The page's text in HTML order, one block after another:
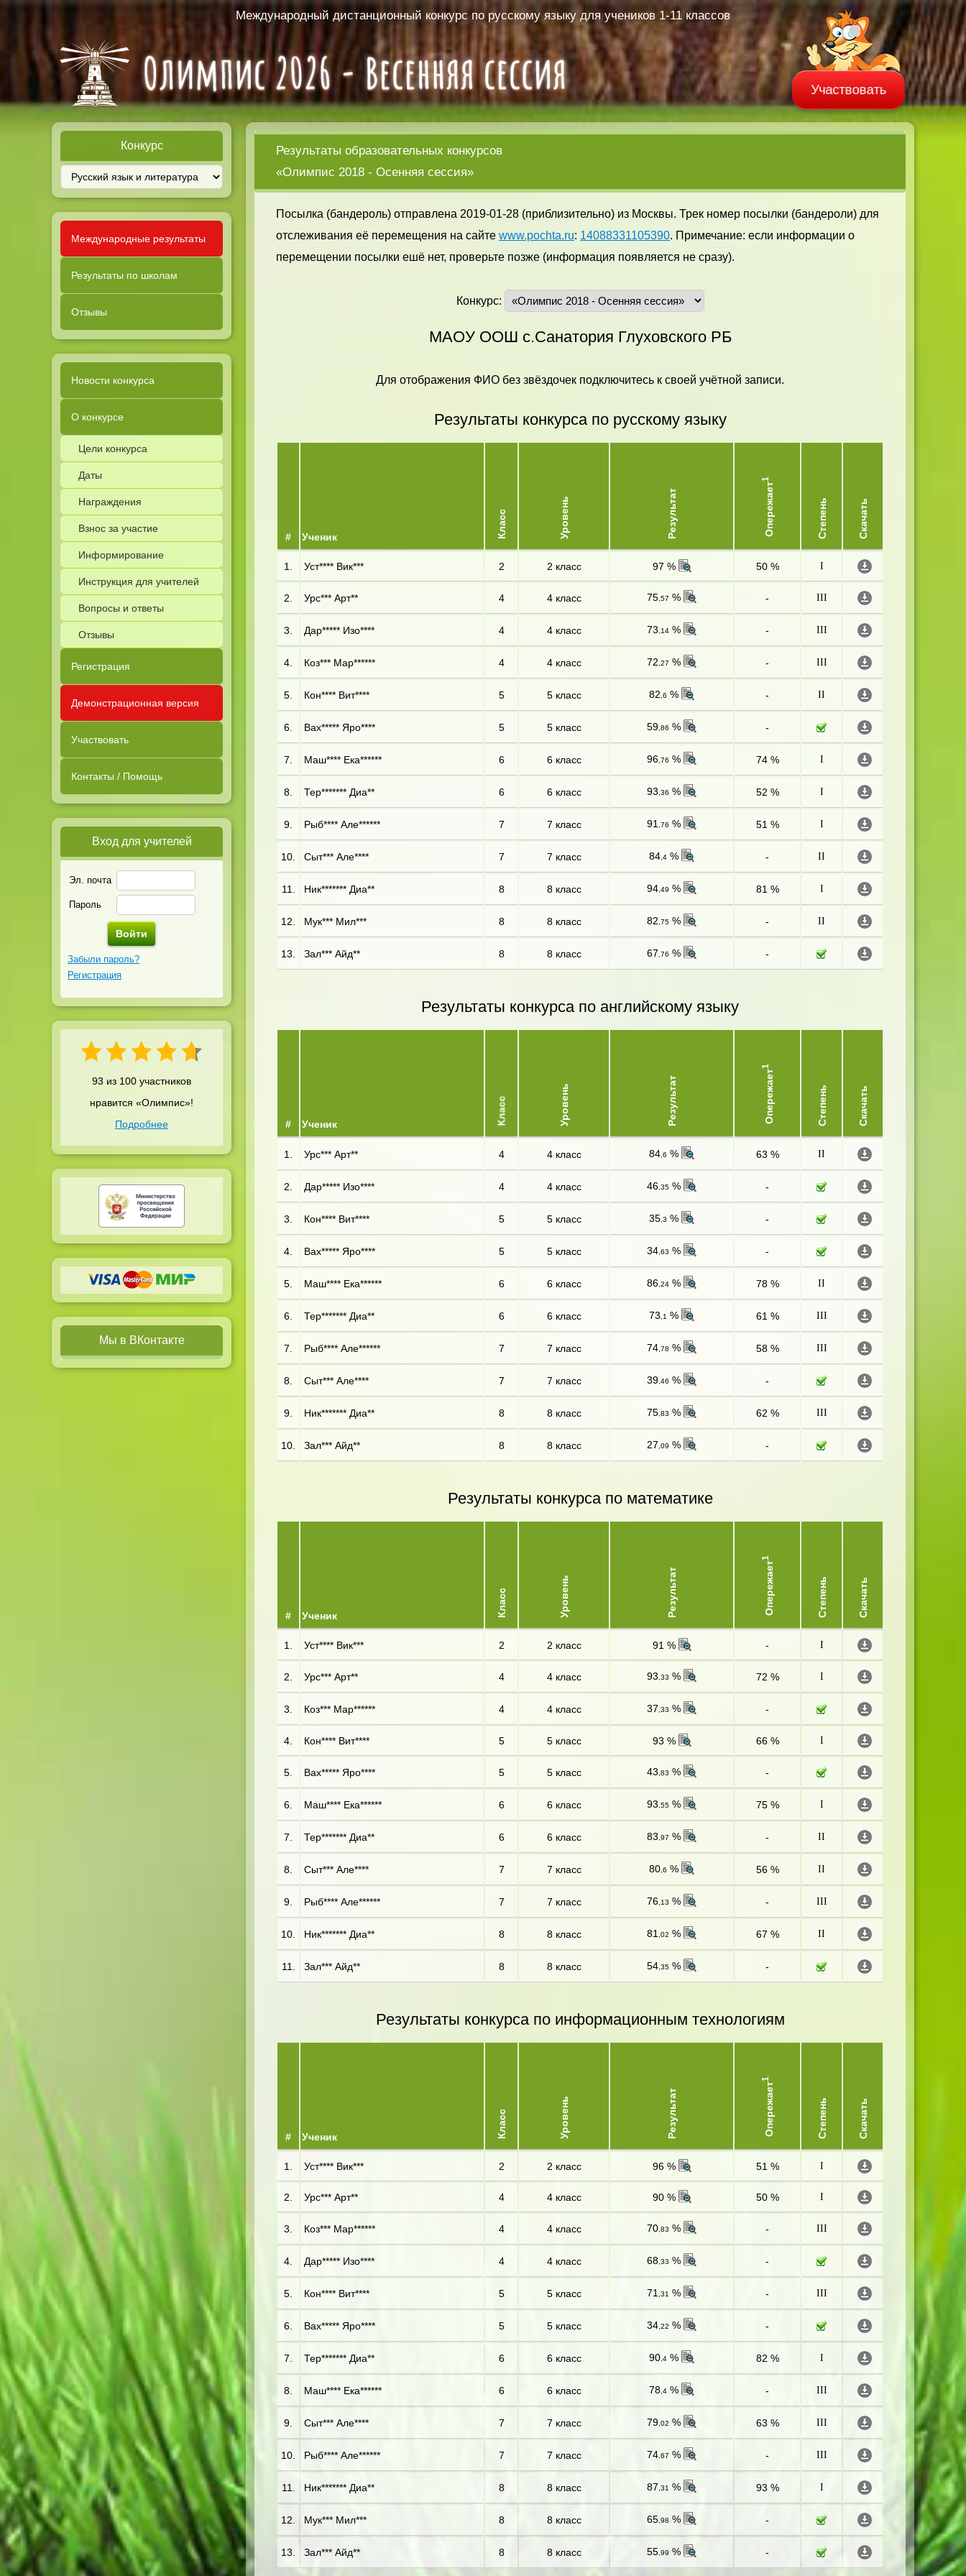
Международный дистанционный конкурс по русскому языку для учеников 1-11 классов
Участвовать
Конкурс
Международные результаты
Результаты по школам
Отзывы
Новости конкурса
О конкурсе
Цели конкурса
Даты
Награждения
Взнос за участие
Информирование
Инструкция для учителей
Вопросы и ответы
Отзывы
Регистрация
Демонстрационная версия
Участвовать
Контакты / Помощь
Вход для учителей
Эл. почта
Пароль
Забыли пароль?
Регистрация
93 из 100 участников
нравится «Олимпис»!
Подробнее
Мы в ВКонтакте
Результаты образовательных конкурсов
«Олимпис 2018 - Осенняя сессия»
Посылка (бандероль) отправлена 2019-01-28 (приблизительно) из Москвы. Трек номер посылки (бандероли) для
отслеживания её перемещения на сайте www.pochta.ru: 14088331105390. Примечание: если информации о
перемещении посылки ешё нет, проверьте позже (информация появляется не сразу).
Конкурс:
МАОУ ООШ с.Санатория Глуховского РБ
Для отображения ФИО без звёздочек подключитесь к своей учётной записи.
Результаты конкурса по русскому языку
# Ученик Класс Уровень Результат Опережает
1
Степень Скачать
1. Уст**** Вик*** 2 2 класс 97 % 50 % I
2. Урс*** Арт** 4 4 класс 75 ,57 % - III
3. Дар***** Изо**** 4 4 класс 73 ,14 % - III
4. Коз*** Мар****** 4 4 класс 72 ,27 % - III
5. Кон**** Вит**** 5 5 класс 82 ,6 % - II
6. Вах***** Яро**** 5 5 класс 59 ,86 % -
7. Маш**** Ека****** 6 6 класс 96 ,76 % 74 % I
8. Тер******* Диа** 6 6 класс 93 ,36 % 52 % I
9. Рыб**** Але****** 7 7 класс 91 ,76 % 51 % I
10. Сыт*** Але**** 7 7 класс 84 ,4 % - II
11. Ник******* Диа** 8 8 класс 94 ,49 % 81 % I
12. Мук*** Мил*** 8 8 класс 82 ,75 % - II
13. Зал*** Айд** 8 8 класс 67 ,76 % -
Результаты конкурса по английскому языку
# Ученик Класс Уровень Результат Опережает
1
Степень Скачать
1. Урс*** Арт** 4 4 класс 84 ,6 % 63 % II
2. Дар***** Изо**** 4 4 класс 46 ,35 % -
3. Кон**** Вит**** 5 5 класс 35 ,3 % -
4. Вах***** Яро**** 5 5 класс 34 ,63 % -
5. Маш**** Ека****** 6 6 класс 86 ,24 % 78 % II
6. Тер******* Диа** 6 6 класс 73 ,1 % 61 % III
7. Рыб**** Але****** 7 7 класс 74 ,78 % 58 % III
8. Сыт*** Але**** 7 7 класс 39 ,46 % -
9. Ник******* Диа** 8 8 класс 75 ,83 % 62 % III
10. Зал*** Айд** 8 8 класс 27 ,09 % -
Результаты конкурса по математике
# Ученик Класс Уровень Результат Опережает
1
Степень Скачать
1. Уст**** Вик*** 2 2 класс 91 % - I
2. Урс*** Арт** 4 4 класс 93 ,33 % 72 % I
3. Коз*** Мар****** 4 4 класс 37 ,33 % -
4. Кон**** Вит**** 5 5 класс 93 % 66 % I
5. Вах***** Яро**** 5 5 класс 43 ,83 % -
6. Маш**** Ека****** 6 6 класс 93 ,55 % 75 % I
7. Тер******* Диа** 6 6 класс 83 ,97 % - II
8. Сыт*** Але**** 7 7 класс 80 ,6 % 56 % II
9. Рыб**** Але****** 7 7 класс 76 ,13 % - III
10. Ник******* Диа** 8 8 класс 81 ,02 % 67 % II
11. Зал*** Айд** 8 8 класс 54 ,35 % -
Результаты конкурса по информационным технологиям
# Ученик Класс Уровень Результат Опережает
1
Степень Скачать
1. Уст**** Вик*** 2 2 класс 96 % 51 % I
2. Урс*** Арт** 4 4 класс 90 % 50 % I
3. Коз*** Мар****** 4 4 класс 70 ,83 % - III
4. Дар***** Изо**** 4 4 класс 68 ,33 % -
5. Кон**** Вит**** 5 5 класс 71 ,31 % - III
6. Вах***** Яро**** 5 5 класс 34 ,22 % -
7. Тер******* Диа** 6 6 класс 90 ,4 % 82 % I
8. Маш**** Ека****** 6 6 класс 78 ,4 % - III
9. Сыт*** Але**** 7 7 класс 79 ,02 % 63 % III
10. Рыб**** Але****** 7 7 класс 74 ,67 % - III
11. Ник******* Диа** 8 8 класс 87 ,31 % 93 % I
12. Мук*** Мил*** 8 8 класс 65 ,98 % -
13. Зал*** Айд** 8 8 класс 55 ,99 % -